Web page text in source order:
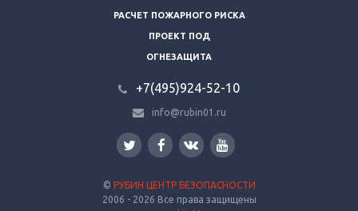
РАСЧЕТ ПОЖАРНОГО РИСКА
ПРОЕКТ ПОД
ОГНЕЗАЩИТА
+7(495)924-52-10
info@rubin01.ru
© РУБИН ЦЕНТР БЕЗОПАСНОСТИ
2006 - 2026 Все права защищены